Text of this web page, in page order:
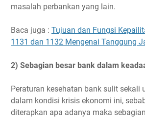
masalah perbankan yang lain.
Baca juga : Tujuan dan Fungsi
1131 dan 1132 Mengenai Tanggung
2) Sebagian besar bank dalam
Peraturan kesehatan bank sulit sekali
dalam kondisi krisis ekonomi ini,
diterapkan apa adanya maka